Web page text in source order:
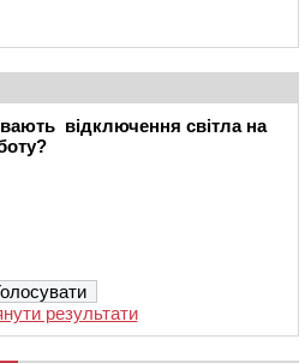
відключення світла на
результати